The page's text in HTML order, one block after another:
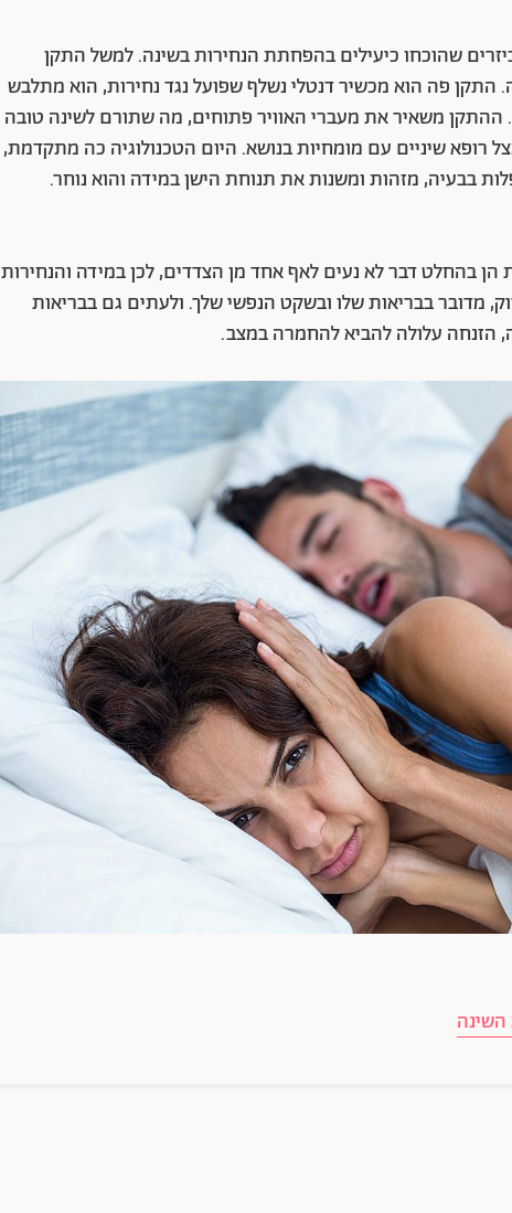
שהוכחו כיעילים בהפחתת הנחירות בשינה. למשל התקן
התקן פה הוא מכשיר דנטלי נשלף שפועל נגד נחירות, הוא מתלבש
ההתקן משאיר את מעברי האוויר פתוחים, מה שתורם לשינה טובה
רופא שיניים עם מומחיות בנושא. היום הטכנולוגיה כה מתקדמת,
בבעיה, מזהות ומשנות את תנוחת הישן במידה והוא נוחר.
בהחלט דבר לא נעים לאף אחד מן הצדדים, לכן במידה והנחירות
מדובר בבריאות שלו ובשקט הנפשי שלך. ולעתים גם בבריאות
הזנחה עלולה להביא להחמרה במצב.
השינה